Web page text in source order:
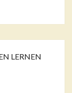
LERNEN